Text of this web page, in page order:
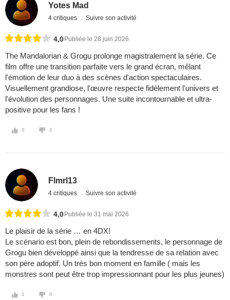
Yotes Mad
4 critiques Suivre son activité
4,0 Publiée le 28 juin 2026
The Mandalorian & Grogu prolonge magistralement la série. Ce
film offre une transition parfaite vers le grand écran, mêlant
l'émotion de leur duo à des scènes d'action spectaculaires.
Visuellement grandiose, l'œuvre respecte fidèlement l'univers et
l'évolution des personnages. Une suite incontournable et ultra-
positive pour les fans !
0 2
Flmrl13
4 critiques Suivre son activité
4,0 Publiée le 31 mai 2026
Le plaisir de la série … en 4DX!
Le scénario est bon, plein de rebondissements, le personnage de
Grogu bien développé ainsi que la tendresse de sa relation avec
son père adoptif. Un très bon moment en famille ( mais les
monstres sont peut être trop impressionnant pour les plus jeunes)
1 0